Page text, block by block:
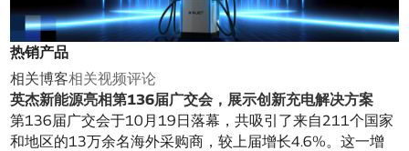
热销产品
相关博客相关视频评论
英杰新能源亮相第136届广交会，展示创新充电解决方案
第136届广交会于10月19日落幕，共吸引了来自211个国家
和地区的13万余名海外采购商，较上届增长4.6%。这一增